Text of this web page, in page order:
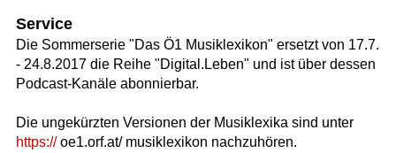
Service
Die Sommerserie "Das Ö1 Musiklexikon" ersetzt von 17.7.
- 24.8.2017 die Reihe "Digital.Leben" und ist über dessen
Podcast-Kanäle abonnierbar.
Die ungekürzten Versionen der Musiklexika sind unter
https://oe1.orf.at/ musiklexikon nachzuhören.